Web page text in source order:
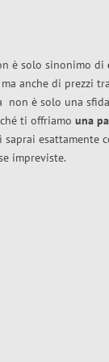
è solo sinonimo di
ma anche di prezzi
non è solo una
ti offriamo una
saprai esattamente
impreviste.